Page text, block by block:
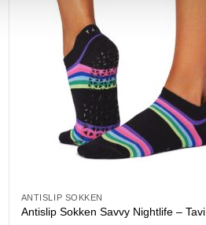
ANTISLIP SOKKEN
Antislip Sokken Savvy Nightlife – Tavi